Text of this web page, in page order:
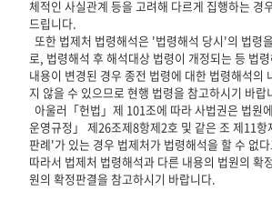
체적인 사실관계 등을 고려해 다르게 집행하는 경
드립니다.
또한 법제처 법령해석은 '법령해석 당시'의 법령
로, 법령해석 후 해석대상 법령이 개정되는 등 법
내용이 변경된 경우 종전 법령에 대한 법령해석의
지 않을 수 있으므로 현행 법령을 참고하시기 바랍
아울러「헌법」제 101조에 따라 사법권은 법원
운영규정」 제26조제8항제2호 및 같은 조 제11항
판례'가 있는 경우 법제처가 법령해석을 할 수 없
따라서 법제처 법령해석과 다른 내용의 법원의 확
원의 확정판결을 참고하시기 바랍니다.